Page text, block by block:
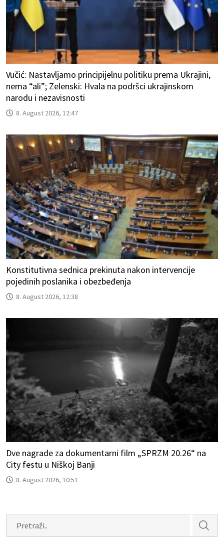
Vučić: Nastavljamo principijelnu politiku prema Ukrajini,
nema “ali”; Zelenski: Hvala na podršci ukrajinskom
narodu i nezavisnosti
8. August 2026, 12:47
Konstitutivna sednica prekinuta nakon intervencije
pojedinih poslanika i obezbeđenja
8. August 2026, 12:38
Dve nagrade za dokumentarni film „SPRZM 20.26“ na
City festu u Niškoj Banji
8. August 2026, 10:51